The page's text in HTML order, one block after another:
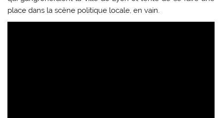
place dans la scène politique locale, en vain.